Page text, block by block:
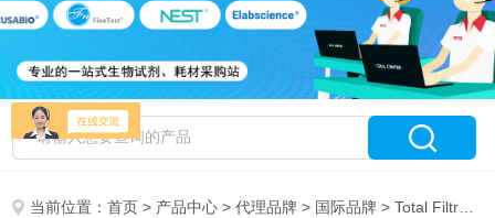
当前位置：首页 > 产品中心 >代理品牌 > 国际品牌 > Total Filtration Services, Inc 特约代理